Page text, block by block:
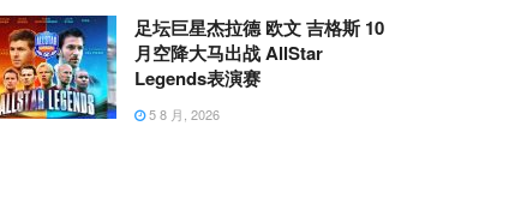
足坛巨星杰拉德 欧文 吉格斯 10
月空降大马出战 AllStar
Legends表演赛
5 8 月, 2026